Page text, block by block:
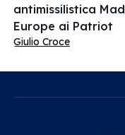
antimissilistica
Europe ai Patriot
Giulio Croce